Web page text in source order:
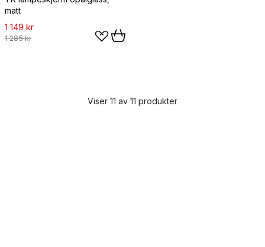
matt
1 149 kr
1 285 kr
Viser 11 av 11 produkter